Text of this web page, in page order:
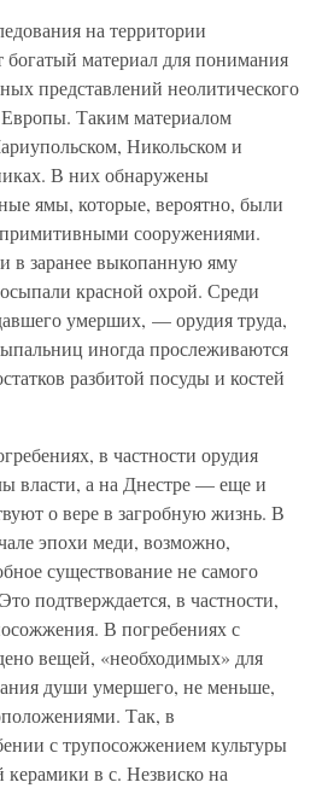
на территории
материал для понимания
представлений неолитического
Таким материалом
Никольском и
В них обнаружены
ямы, которые, вероятно, были
сооружениями.
в заранее выкопанную яму
красной охрой. Среди
умерших, — орудия труда,
иногда прослеживаются
разбитой посуды и костей
в частности орудия
власти, а на Днестре — еще и
о вере в загробную жизнь. В
эпохи меди, возможно,
существование не самого
подтверждается, в частности,
В погребениях с
вещей, «необходимых» для
души умершего, не меньше,
Так, в
с трупосожжением культуры
в с. Незвиско на